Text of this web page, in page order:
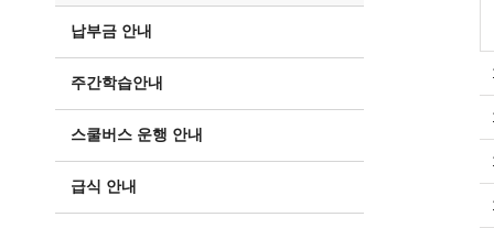
납부금 안내
주간학습안내
스쿨버스 운행 안내
급식 안내